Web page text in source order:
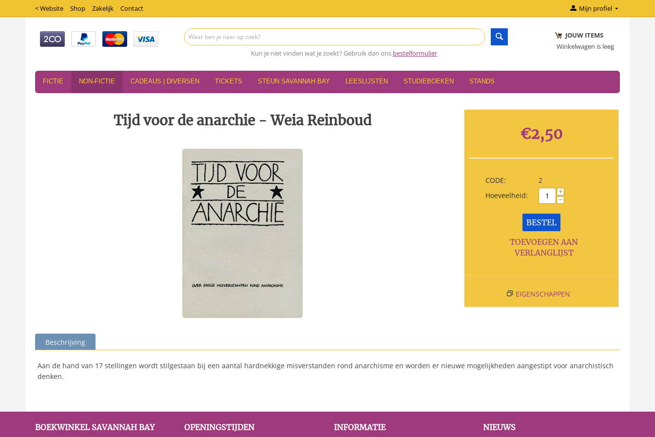
< Website Shop Zakelijk Contact Mijn profiel
Kun je niet vinden wat je zoekt? Gebruik dan ons bestelformulier
JOUW ITEMS
Winkelwagen is leeg
FICTIE NON-FICTIE CADEAUS | DIVERSEN TICKETS STEUN SAVANNAH BAY LEESLIJSTEN STUDIEBOEKEN STANDS
Tijd voor de anarchie - Weia Reinboud
€2,50
CODE:
2
Hoeveelheid:
+
−
BESTEL
TOEVOEGEN AAN
VERLANGLIJST
EIGENSCHAPPEN
Beschrijving
Aan de hand van 17 stellingen wordt stilgestaan bij een aantal hardnekkige misverstanden rond anarchisme en worden er nieuwe mogelijkheden aangestipt voor anarchistisch
denken.
BOEKWINKEL SAVANNAH BAY OPENINGSTIJDEN INFORMATIE NIEUWS